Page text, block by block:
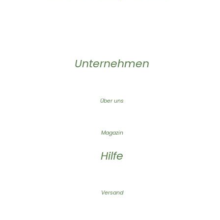
Unternehmen
Über uns
Magazin
Hilfe
Versand